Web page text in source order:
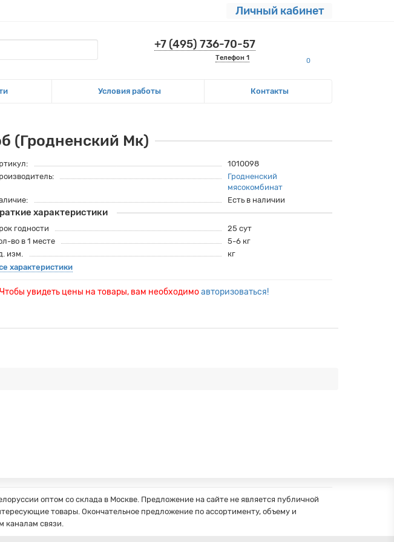
Личный кабинет
+7 (495) 736-70-57
Телефон 1 0
Условия работы Контакты
(Гродненский Мк)
1010098
Гродненский
мясокомбинат
Есть в наличии
характеристики
годности
25 сут
во в 1 месте
5-6 кг
изм.
кг
характеристики
Чтобы увидеть цены на товары, вам необходимоавторизоваться!
оптом со склада в Москве. Предложение на сайте не является публичной
товары. Окончательное предложение по ассортименту, объему и
каналам связи.